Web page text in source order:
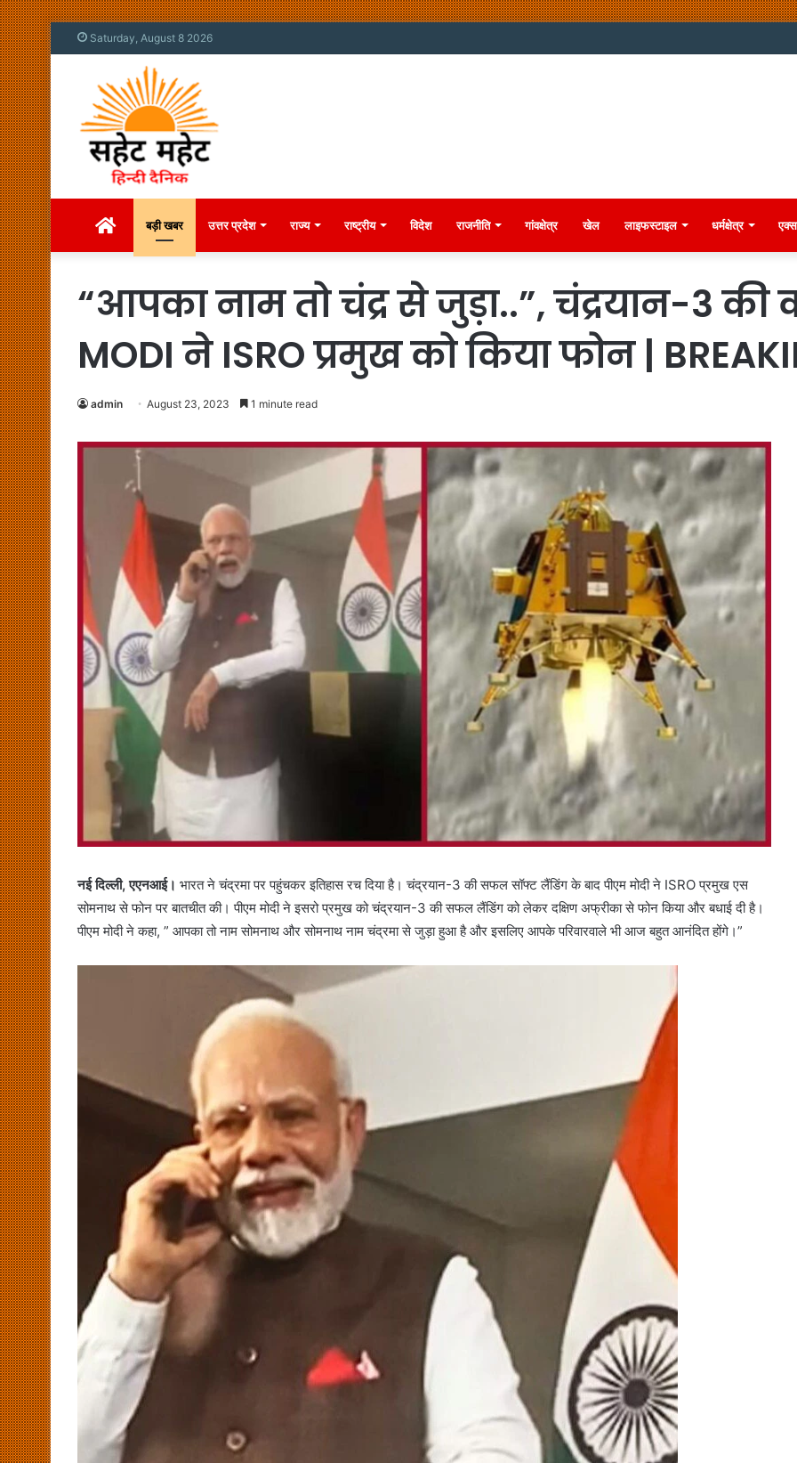
Saturday, August 8 2026
Homeबड़ी खबर उत्तर प्रदेश राज्य राष्ट्रीय विदेश राजनीति गांवक्षेत्र खेल लाइफस्टाइल धर्मक्षेत्र
“आपका नाम तो चंद्र से जुड़ा..”, चंद्रयान-3 की
MODI ने ISRO प्रमुख को किया फोन |
admin August 23, 2023 1 minute read
नई दिल्ली, एएनआई। भारत ने चंद्रमा पर पहुंचकर इतिहास रच दिया है। चंद्रयान-3 की सफल सॉफ्ट लैंडिंग के बाद पीएम मोदी ने ISRO प्रमुख एस
सोमनाथ से फोन पर बातचीत की। पीएम मोदी ने इसरो प्रमुख को चंद्रयान-3 की सफल लैंडिंग को लेकर दक्षिण अफ्रीका से फोन किया और बधाई दी है।
पीएम मोदी ने कहा, ” आपका तो नाम सोमनाथ और सोमनाथ नाम चंद्रमा से जुड़ा हुआ है और इसलिए आपके परिवारवाले भी आज बहुत आनंदित होंगे।”